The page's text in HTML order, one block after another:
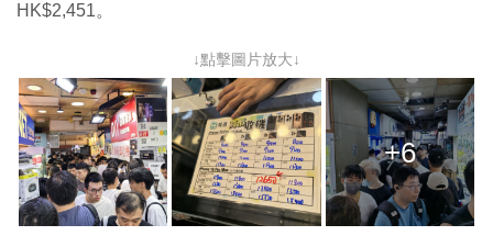
HK$2,451。
↓點擊圖片放大↓
+6